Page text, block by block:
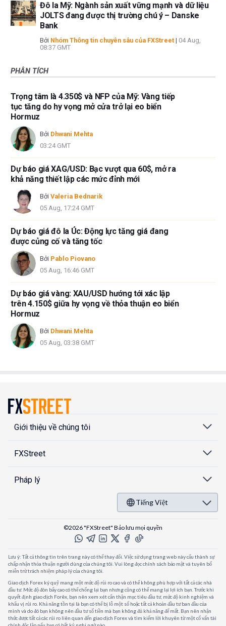
Đô la Mỹ: Ngành sản xuất vững mạnh và dữ liệu
JOLTS đang được thị trường chú ý – Danske
Bank
Bởi Nhóm Thông tin chuyên sâu của FXStreet | 04 Aug,
08:37 GMT
PHÂN TÍCH
Trọng tâm là 4.350$ và NFP của Mỹ: Vàng tiếp
tục tăng do hy vọng mở cửa trở lại eo biển
Hormuz
Bởi Dhwani Mehta
03:24 GMT
Dự báo giá XAG/USD: Bạc vượt qua 60$, mở ra
khả năng thiết lập các mức đỉnh mới
Bởi Valeria Bednarik
05 Aug, 17:24 GMT
Dự báo giá đô la Úc: Động lực tăng giá đang
được củng cố và tăng tốc
Bởi Pablo Piovano
05 Aug, 16:46 GMT
Dự báo giá vàng: XAU/USD hướng tới xác lập
trên 4.150$ giữa hy vọng về thỏa thuận eo biển
Hormuz
Bởi Dhwani Mehta
05 Aug, 03:38 GMT
Giới thiệu về chúng tôi
FXStreet
Pháp lý
Tiếng Việt
©2026 "FXStreet" Bảo lưu mọi quyền
Lưu ý: Tất cả thông tin trên trang này có thể thay đổi. Việc sử dụng trang web này cấu thành sự
chấp nhận thỏa thuận người dùng của chúng tôi. Vui lòng đọc chính sách bảo mật và tuyên bố
miễn trừ trách nhiệm pháp lý của chúng tôi.
Giao dịch Forex ký quỹ mang một mức độ rủi ro cao và có thể không phù hợp với tất cả các nhà
đầu tư. Mức độ đòn bẩy cao có thể chống lại bạn nhưng cũng có thể mang lại lợi ích bạn. Trước khi
quyết định giao dịch Forêx, bạn nên xem xét cẩn thận mục tiêu đầu tư, mức độ kinh nghiệm và
khẩu vị rủi ro. Khả năng tồn tại là bạn có thể bị lỗ một số hoặc tất cả khoản đầu tư ban đầu của
mình và do đó bạn không nên đầu tư số tiền mà bạn không đủ khả năng để mất. Bạn nên nhận
thức được tất cả các rủi ro liên quan đến giao dịch Forex và tìm kiếm lời khuyên từ một cố vấn tài